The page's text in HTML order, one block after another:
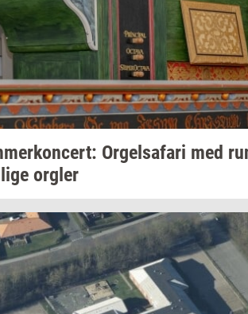
Or­gel­s­a­fa­ri med
org­ler